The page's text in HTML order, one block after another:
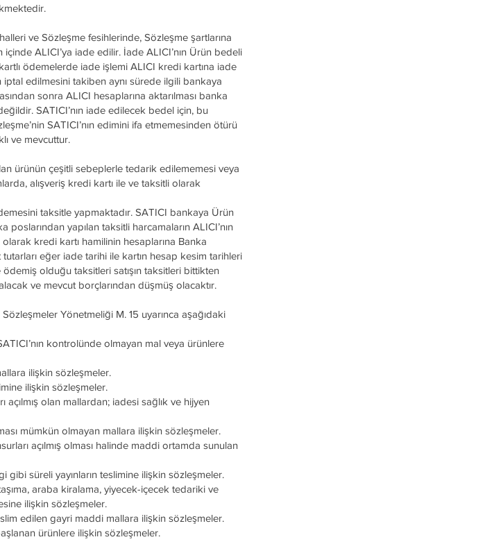
ve Sözleşme fesihlerinde, Sözleşme şartlarına
ALICI’ya iade edilir. İade ALICI’nın Ürün bedeli
ödemelerde iade işlemi ALICI kredi kartına iade
iptal edilmesini takiben aynı sürede ilgili bankaya
sonra ALICI hesaplarına aktarılması banka
SATICI’nın iade edilecek bedel için, bu
SATICI’nın edimini ifa etmemesinden ötürü
ve mevcuttur.
ürünün çeşitli sebeplerle tedarik edilememesi veya
alışveriş kredi kartı ile ve taksitli olarak
taksitle yapmaktadır. SATICI bankaya Ürün
yapılan taksitli harcamaların ALICI’nın
kredi kartı hamilinin hesaplarına Banka
eğer iade tarihi ile kartın hesap kesim tarihleri
olduğu taksitleri satışın taksitleri bittikten
ve mevcut borçlarından düşmüş olacaktır.
Yönetmeliği M. 15 uyarınca aşağıdaki
kontrolünde olmayan mal veya ürünlere
ilişkin sözleşmeler.
ilişkin sözleşmeler.
olan mallardan; iadesi sağlık ve hijyen
mümkün olmayan mallara ilişkin sözleşmeler.
açılmış olması halinde maddi ortamda sunulan
süreli yayınların teslimine ilişkin sözleşmeler.
araba kiralama, yiyecek-içecek tedariki ve
ilişkin sözleşmeler.
edilen gayri maddi mallara ilişkin sözleşmeler.
ürünlere ilişkin sözleşmeler.